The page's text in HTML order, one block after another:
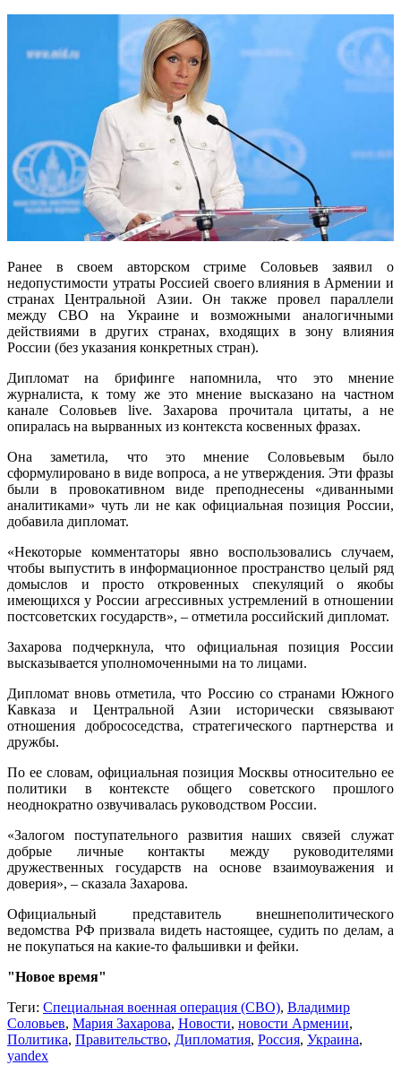
Ранее в своем авторском стриме Соловьев заявил о
недопустимости утраты Россией своего влияния в Армении и
странах Центральной Азии. Он также провел параллели
между СВО на Украине и возможными аналогичными
действиями в других странах, входящих в зону влияния
России (без указания конкретных стран).
Дипломат на брифинге напомнила, что это мнение
журналиста, к тому же это мнение высказано на частном
канале Соловьев live. Захарова прочитала цитаты, а не
опиралась на вырванных из контекста косвенных фразах.
Она заметила, что это мнение Соловьевым было
сформулировано в виде вопроса, а не утверждения. Эти фразы
были в провокативном виде преподнесены «диванными
аналитиками» чуть ли не как официальная позиция России,
добавила дипломат.
«Некоторые комментаторы явно воспользовались случаем,
чтобы выпустить в информационное пространство целый ряд
домыслов и просто откровенных спекуляций о якобы
имеющихся у России агрессивных устремлений в отношении
постсоветских государств», – отметила российский дипломат.
Захарова подчеркнула, что официальная позиция России
высказывается уполномоченными на то лицами.
Дипломат вновь отметила, что Россию со странами Южного
Кавказа и Центральной Азии исторически связывают
отношения добрососедства, стратегического партнерства и
дружбы.
По ее словам, официальная позиция Москвы относительно ее
политики в контексте общего советского прошлого
неоднократно озвучивалась руководством России.
«Залогом поступательного развития наших связей служат
добрые личные контакты между руководителями
дружественных государств на основе взаимоуважения и
доверия», – сказала Захарова.
Официальный представитель внешнеполитического
ведомства РФ призвала видеть настоящее, судить по делам, а
не покупаться на какие-то фальшивки и фейки.
"Новое время"
Теги: Специальная военная операция (СВО), Владимир
Соловьев, Мария Захарова, Новости, новости Армении,
Политика, Правительство, Дипломатия, Россия, Украина,
yandex